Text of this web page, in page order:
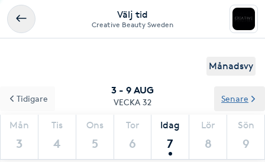
Välj tid
Creative Beauty Sweden
Månadsvy
3 - 9 AUG
VECKA 32
Mån
3
Tis
4
Ons
5
Tor
6
Idag
7
Lör
8
Sön
9
Tidigare Senare